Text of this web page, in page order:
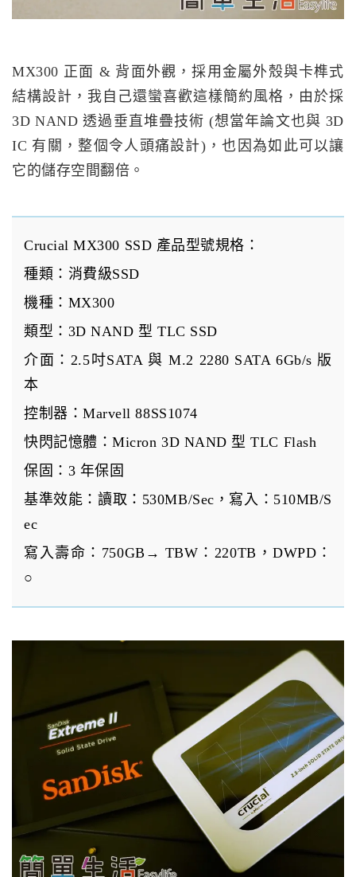
MX300 正面 & 背面外觀，採用金屬外殼與卡榫式
結構設計，我自己還蠻喜歡這樣簡約風格，由於採
3D NAND 透過垂直堆疊技術 (想當年論文也與 3D
IC 有關，整個令人頭痛設計)，也因為如此可以讓
它的儲存空間翻倍。
Crucial MX300 SSD 產品型號規格：
種類：消費級SSD
機種：MX300
類型：3D NAND 型 TLC SSD
介面：2.5吋SATA 與 M.2 2280 SATA 6Gb/s 版
本
控制器：Marvell 88SS1074
快閃記憶體：Micron 3D NAND 型 TLC Flash
保固：3 年保固
基準效能：讀取：530MB/Sec，寫入：510MB/S
ec
寫入壽命：750GB→ TBW：220TB，DWPD：
○